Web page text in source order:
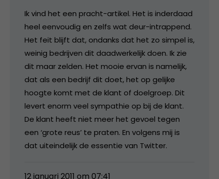
Ik vind het een pracht-artikel. Het is inderdaad
heel eenvoudig en zelfs wat deur-intrappend.
Het feit blijft dat, ondanks dat het zo simpel is,
weinig bedrijven dit daadwerkelijk doen. Ik zie
dit maar zelden. Het mooie ervan is namelijk,
dat als een bedrijf dit doet, het op gelijke
hoogte komt met de klant of doelgroep. Dit
levert enorm veel sympathie op bij de klant.
De klant heeft niet meer het gevoel tegen
een ‘grote reus’ te praten. En volgens mij is
dat uiteindelijk de essentie van Twitter.
12 januari 2011 om 07:41